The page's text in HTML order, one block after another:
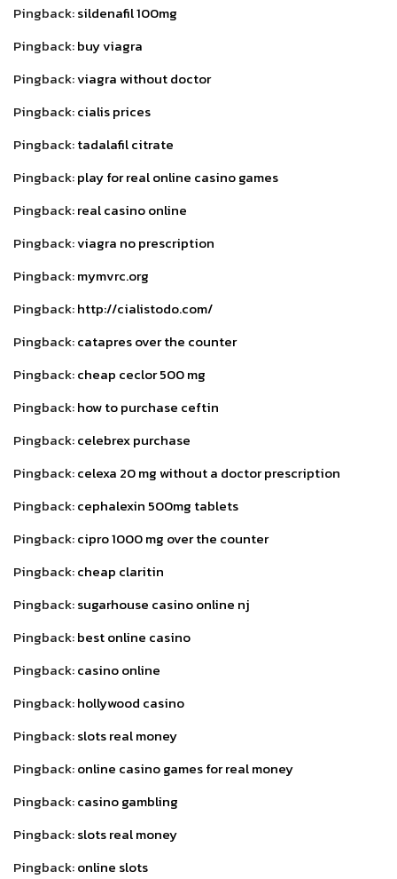
Pingback:sildenafil 100mg
Pingback:buy viagra
Pingback:viagra without doctor
Pingback:cialis prices
Pingback:tadalafil citrate
Pingback:play for real online casino games
Pingback:real casino online
Pingback:viagra no prescription
Pingback:mymvrc.org
Pingback:http://cialistodo.com/
Pingback:catapres over the counter
Pingback:cheap ceclor 500 mg
Pingback:how to purchase ceftin
Pingback:celebrex purchase
Pingback:celexa 20 mg without a doctor prescription
Pingback:cephalexin 500mg tablets
Pingback:cipro 1000 mg over the counter
Pingback:cheap claritin
Pingback:sugarhouse casino online nj
Pingback:best online casino
Pingback:casino online
Pingback:hollywood casino
Pingback:slots real money
Pingback:online casino games for real money
Pingback:casino gambling
Pingback:slots real money
Pingback:online slots